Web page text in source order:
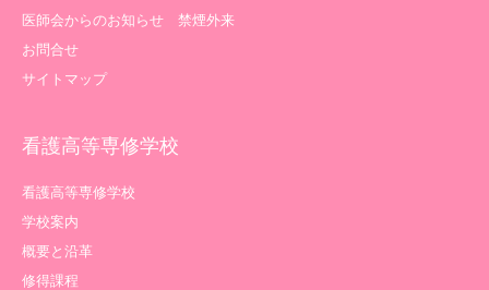
医師会からのお知らせ 禁煙外来
お問合せ
サイトマップ
看護高等専修学校
看護高等専修学校
学校案内
概要と沿革
修得課程